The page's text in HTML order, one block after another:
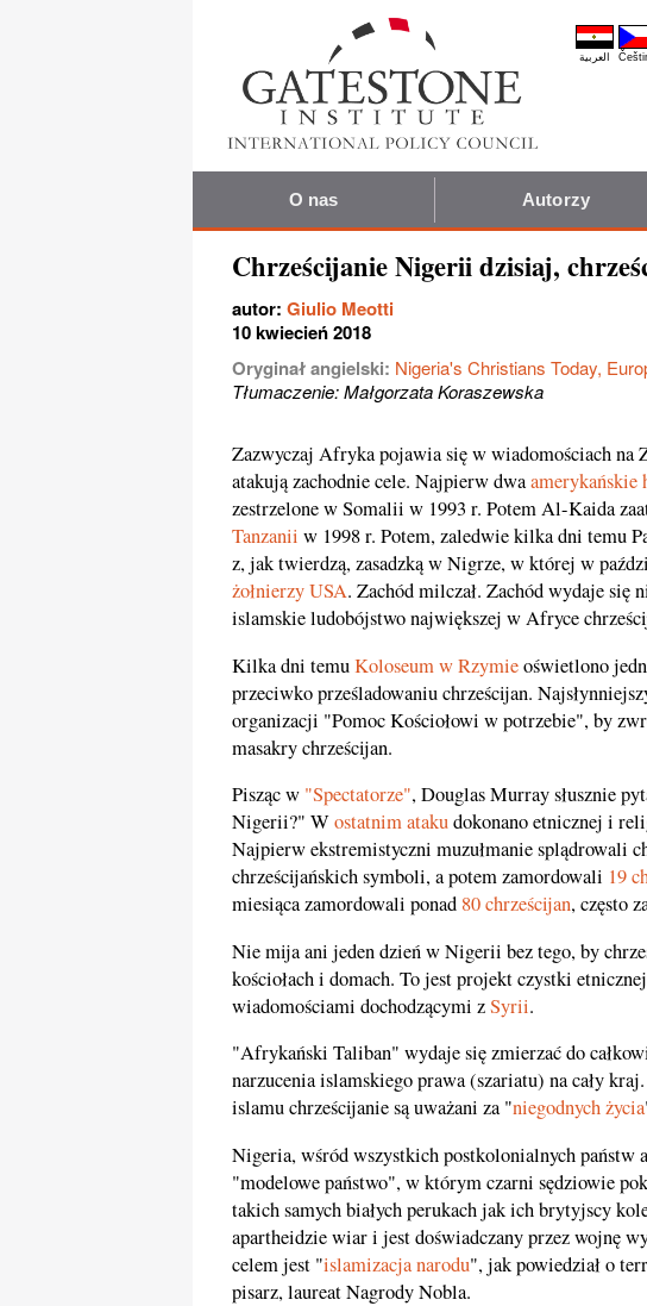
العربية
O nas Autorzy
Chrześcijanie Nigerii dzisiaj,
autor: Giulio Meotti
10 kwiecień 2018
Oryginał angielski: Nigeria's Christians Today,
Tłumaczenie: Małgorzata Koraszewska
Zazwyczaj Afryka pojawia się w wiadomościach na
atakują zachodnie cele. Najpierw dwa
zestrzelone w Somalii w 1993 r. Potem Al-Kaida
Tanzanii w 1998 r. Potem, zaledwie kilka dni temu
z, jak twierdzą, zasadzką w Nigrze, w której w
żołnierzy USA. Zachód milczał. Zachód wydaje się
islamskie ludobójstwo największej w Afryce
Kilka dni temuKoloseum w Rzymieoświetlono
przeciwko prześladowaniu chrześcijan.
organizacji "Pomoc Kościołowi w potrzebie", by
masakry chrześcijan.
Pisząc w "Spectatorze", Douglas Murray słusznie
Nigerii?" Wostatnim atakudokonano etnicznej i
Najpierw ekstremistyczni muzułmanie splądrowali
chrześcijańskich symboli, a potem zamordowali 19
miesiąca zamordowali ponad 80 chrześcijan, często
Nie mija ani jeden dzień w Nigerii bez tego, by
kościołach i domach. To jest projekt czystki
wiadomościami dochodzącymi zSyrii.
"Afrykański Taliban" wydaje się zmierzać do
narzucenia islamskiego prawa (szariatu) na cały
islamu chrześcijanie są uważani za "niegodnych życia
Nigeria, wśród wszystkich postkolonialnych państw
"modelowe państwo", w którym czarni sędziowie
takich samych białych perukach jak ich brytyjscy
apartheidzie wiar i jest doświadczany przez wojnę
celem jest "islamizacja narodu", jak powiedział o
pisarz, laureat Nagrody Nobla.